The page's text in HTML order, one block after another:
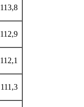
113,8
112,9
112,1
111,3